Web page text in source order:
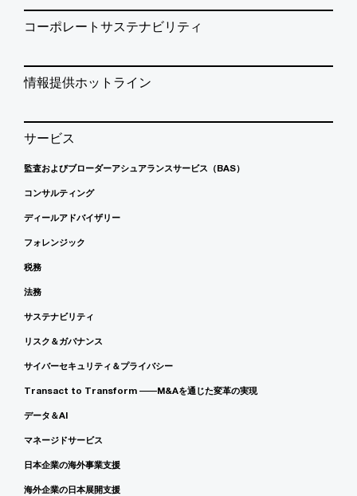
コーポレートサステナビリティ
情報提供ホットライン
サービス
監査およびブローダーアシュアランスサービス（BAS）
コンサルティング
ディールアドバイザリー
フォレンジック
税務
法務
サステナビリティ
リスク＆ガバナンス
サイバーセキュリティ＆プライバシー
Transact to Transform ――M&Aを通じた変革の実現
データ＆AI
マネージドサービス
日本企業の海外事業支援
海外企業の日本展開支援